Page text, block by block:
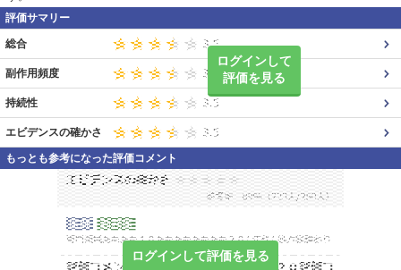
評価サマリー
ログインして
評価を見る
総合
副作用頻度
持続性
エビデンスの確かさ
もっとも参考になった評価コメント
ログインして評価を見る